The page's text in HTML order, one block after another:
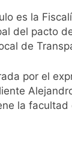
es la
del pacto
de
por el
la